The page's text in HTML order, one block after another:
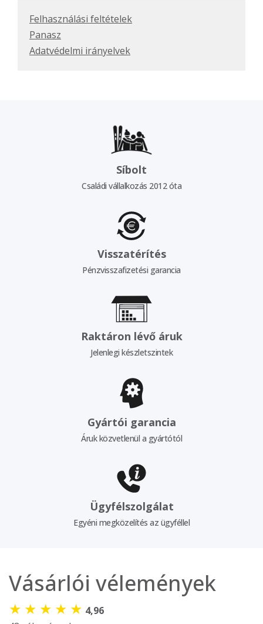
Felhasználási feltételek
Panasz
Adatvédelmi irányelvek
Síbolt
Családi vállalkozás 2012 óta
Visszatérítés
Pénzvisszafizetési garancia
Raktáron lévő áruk
Jelenlegi készletszintek
Gyártói garancia
Áruk közvetlenül a gyártótól
Ügyfélszolgálat
Egyéni megközelítés az ügyféllel
Vásárlói vélemények
★ ★ ★ ★ ★ 4,96